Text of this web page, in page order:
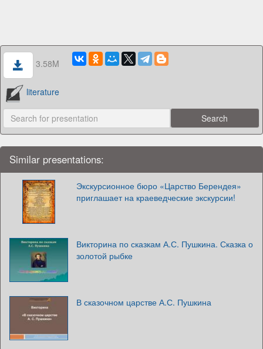
3.58M
literature
Similar presentations:
Экскурсионное бюро «Царство Берендея»
приглашает на краеведческие экскурсии!
Викторина по сказкам А.С. Пушкина. Сказка о
золотой рыбке
В сказочном царстве А.С. Пушкина